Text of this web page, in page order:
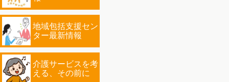
地域包括支援セン
ター最新情報
介護サービスを考
える、その前に